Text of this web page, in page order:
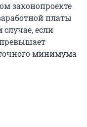
законопроекте
платы
случае, если
минимума